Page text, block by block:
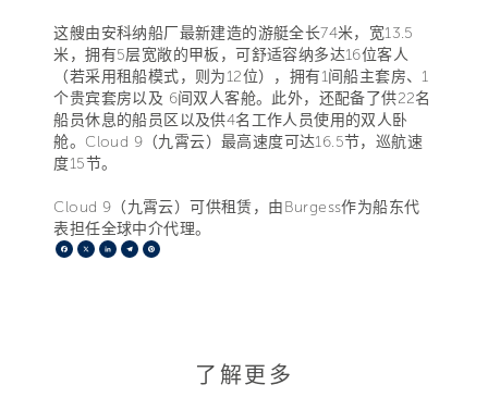
这艘由安科纳船厂最新建造的游艇全长74米，宽13.5
米，拥有5层宽敞的甲板，可舒适容纳多达16位客人
（若采用租船模式，则为12位），拥有1间船主套房、1
个贵宾套房以及 6间双人客舱。此外，还配备了供22名
船员休息的船员区以及供4名工作人员使用的双人卧
舱。Cloud 9（九霄云）最高速度可达16.5节，巡航速
度15节。
Cloud 9（九霄云）可供租赁，由Burgess作为船东代
表担任全球中介代理。
Facebook
X LinkedIn
Telegram
了解更多